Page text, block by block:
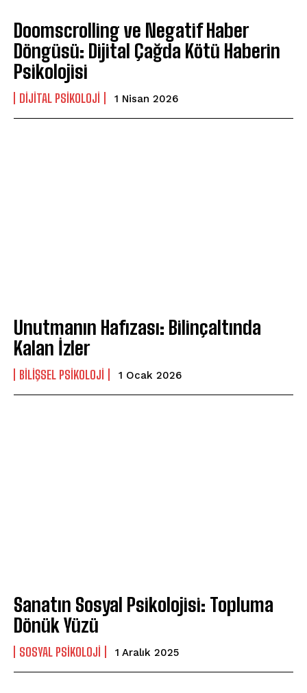
Doomscrolling ve Negatif Haber
Döngüsü: Dijital Çağda Kötü Haberin
Psikolojisi
DIJITAL PSIKOLOJI 1 Nisan 2026
Unutmanın Hafızası: Bilinçaltında
Kalan İzler
BILIŞSEL PSIKOLOJI 1 Ocak 2026
Sanatın Sosyal Psikolojisi: Topluma
Dönük Yüzü
SOSYAL PSIKOLOJI 1 Aralık 2025